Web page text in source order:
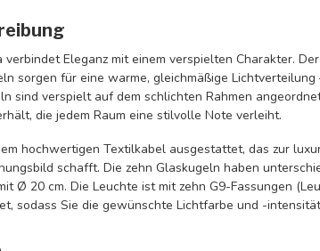
verbindet Eleganz mit einem verspielten Charakter.
sorgen für eine warme, gleichmäßige
sind verspielt auf dem schlichten Rahmen
die jedem Raum eine stilvolle Note verleiht.
hochwertigen Textilkabel ausgestattet, das zur
schafft. Die zehn Glaskugeln haben
Ø 20 cm. Die Leuchte ist mit zehn G9-Fassungen
sodass Sie die gewünschte Lichtfarbe und -